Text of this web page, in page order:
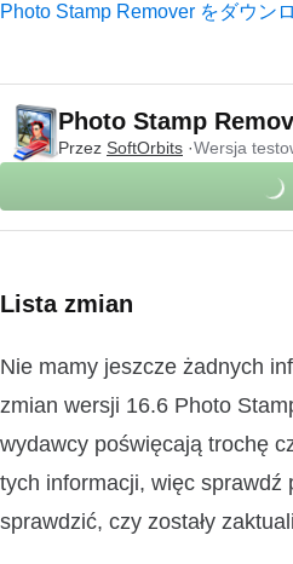
Photo Stamp Remover をダウン
Photo Stamp
Przez SoftOrbits Wersja
Lista zmian
Nie mamy jeszcze żadnych
zmian wersji 16.6 Photo
wydawcy poświęcają trochę
tych informacji, więc sprawdź
sprawdzić, czy zostały